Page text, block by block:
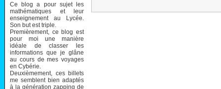
Ce blog a pour sujet les
mathématiques et leur
enseignement au Lycée.
Son but est triple.
Premièrement, ce blog est
pour moi une manière
idéale de classer les
informations que je glâne
au cours de mes voyages
en Cybérie.
Deuxièmement, ces billets
me semblent bien adaptés
à la génération zapping de